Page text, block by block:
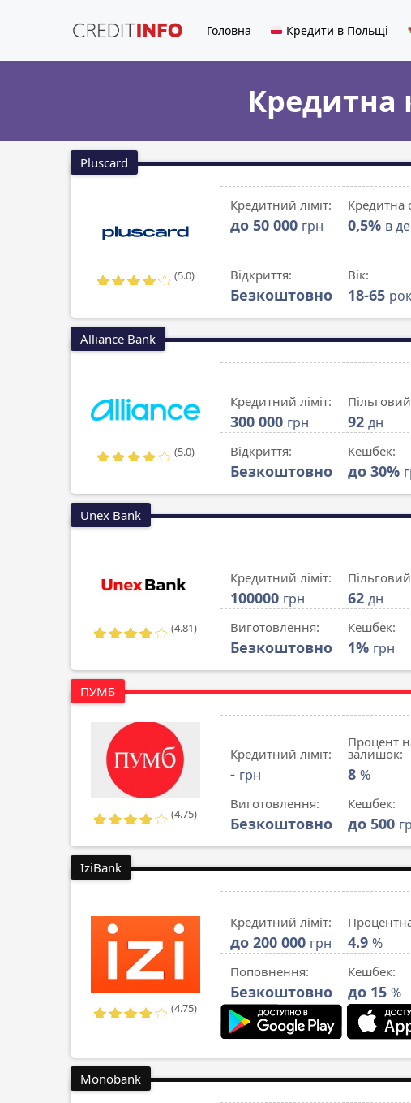
Головна Кредити в Польщі
Кредитна
Pluscard
(5.0)
Кредитний ліміт:
до 50 000 грн
Кредитна
0,5% в
Відкриття:
Безкоштовно
Вік:
18-65
Alliance Bank
(5.0)
Кредитний ліміт:
300 000 грн 92 дн
Відкриття:
Безкоштовно
Кешбек:
до 30%
Unex Bank
(4.81)
Кредитний ліміт:
100000 грн 62 дн
Виготовлення:
Безкоштовно
Кешбек:
1% грн
ПУМБ
(4.75)
Кредитний ліміт:
- грн
Процент
залишок:
8 %
Виготовлення:
Безкоштовно
Кешбек:
до 500
IziBank
(4.75)
Кредитний ліміт:
до 200 000 грн 4.9 %
Поповнення:
Безкоштовно
Кешбек:
до 15 %
Monobank